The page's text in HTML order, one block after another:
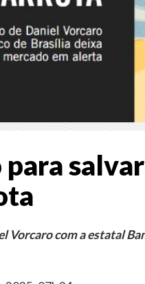
Vorcaro com a estatal